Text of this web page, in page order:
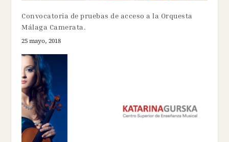
Convocatoria de pruebas de acceso a la Orquesta
Málaga Camerata.
25 mayo, 2018